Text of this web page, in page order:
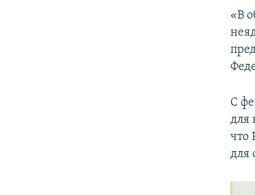
«В
С
для
что
для